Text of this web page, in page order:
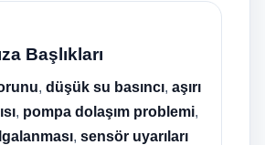
Başlıkları
, düşük su basıncı, aşırı
, pompa dolaşım problemi,
, sensör uyarıları